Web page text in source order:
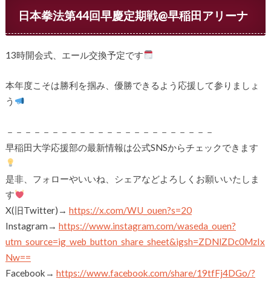
日本拳法第44回早慶定期戦@早稲田アリーナ
13時開会式、エール交換予定です
本年度こそは勝利を掴み、優勝できるよう応援して参りましょ
う
－－－－－－－－－－－－－－－－－－－－－－－
早稲田大学応援部の最新情報は公式SNSからチェックできます
是非、フォローやいいね、シェアなどよろしくお願いいたしま
す
X(旧Twitter)→ https://x.com/WU_ouen?s=20
Instagram→ https://www.instagram.com/waseda_ouen?
utm_source=ig_web_button_share_sheet&igsh=ZDNlZDc0MzIx
Nw==
Facebook→ https://www.facebook.com/share/19tfFj4DGo/?